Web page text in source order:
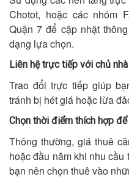
Chotot, hoặc các nhóm
Quận 7 để cập nhật
dạng lựa chọn.
Liên hệ trực tiếp với chủ
Trao đổi trực tiếp giúp
tránh bị hét giá hoặc lừa
Chọn thời điểm thích hợp
Thông thường, giá thuê
hoặc đầu năm khi nhu
bạn nên chọn thuê vào